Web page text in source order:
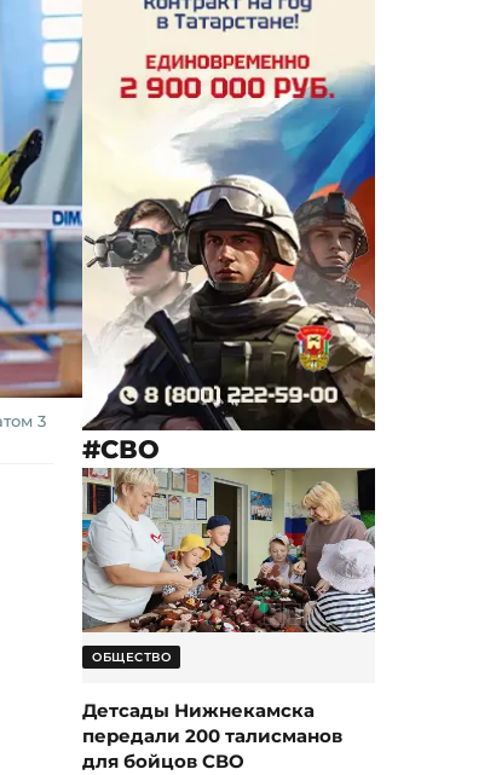
3
#СВО
ОБЩЕСТВО
Детсады Нижнекамска
передали 200 талисманов
для бойцов СВО